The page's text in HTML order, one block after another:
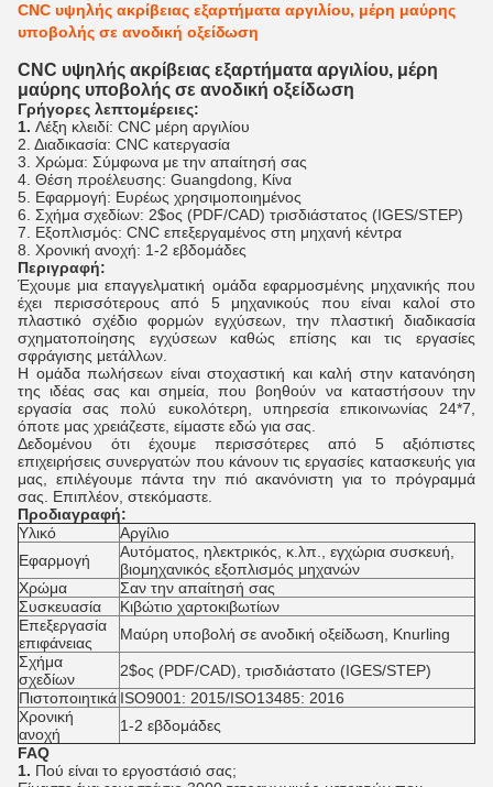
CNC υψηλής ακρίβειας εξαρτήματα αργιλίου, μέρη μαύρης
υποβολής σε ανοδική οξείδωση
CNC υψηλής ακρίβειας εξαρτήματα αργιλίου, μέρη
μαύρης υποβολής σε ανοδική οξείδωση
Γρήγορες λεπτομέρειες:
1. Λέξη κλειδί: CNC μέρη αργιλίου
2. Διαδικασία: CNC κατεργασία
3. Χρώμα: Σύμφωνα με την απαίτησή σας
4. Θέση προέλευσης: Guangdong, Κίνα
5. Εφαρμογή: Ευρέως χρησιμοποιημένος
6. Σχήμα σχεδίων: 2$ος (PDF/CAD) τρισδιάστατος (IGES/STEP)
7. Εξοπλισμός: CNC επεξεργαμένος στη μηχανή κέντρα
8. Χρονική ανοχή: 1-2 εβδομάδες
Περιγραφή:
Έχουμε μια επαγγελματική ομάδα εφαρμοσμένης μηχανικής που
έχει περισσότερους από 5 μηχανικούς που είναι καλοί στο
πλαστικό σχέδιο φορμών εγχύσεων, την πλαστική διαδικασία
σχηματοποίησης εγχύσεων καθώς επίσης και τις εργασίες
σφράγισης μετάλλων.
Η ομάδα πωλήσεων είναι στοχαστική και καλή στην κατανόηση
της ιδέας σας και σημεία, που βοηθούν να καταστήσουν την
εργασία σας πολύ ευκολότερη, υπηρεσία επικοινωνίας 24*7,
όποτε μας χρειάζεστε, είμαστε εδώ για σας.
Δεδομένου ότι έχουμε περισσότερες από 5 αξιόπιστες
επιχειρήσεις συνεργατών που κάνουν τις εργασίες κατασκευής για
μας, επιλέγουμε πάντα την πιό ακανόνιστη για το πρόγραμμά
σας. Επιπλέον, στεκόμαστε.
Προδιαγραφή:
Υλικό
Αργίλιο
Εφαρμογή
Αυτόματος, ηλεκτρικός, κ.λπ., εγχώρια συσκευή,
βιομηχανικός εξοπλισμός μηχανών
Χρώμα
Σαν την απαίτησή σας
Συσκευασία
Κιβώτιο χαρτοκιβωτίων
Επεξεργασία
επιφάνειας
Μαύρη υποβολή σε ανοδική οξείδωση, Knurling
Σχήμα
σχεδίων
2$ος (PDF/CAD), τρισδιάστατο (IGES/STEP)
Πιστοποιητικά ISO9001: 2015/ISO13485: 2016
Χρονική
ανοχή
1-2 εβδομάδες
FAQ
1. Πού είναι το εργοστάσιό σας;